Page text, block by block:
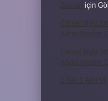
Zaman için
Cinsel Ilişki
Ağrısı Neden
Cinsel Ilişki
Ağrısı Neden
1 Bar 1 Atm Mi